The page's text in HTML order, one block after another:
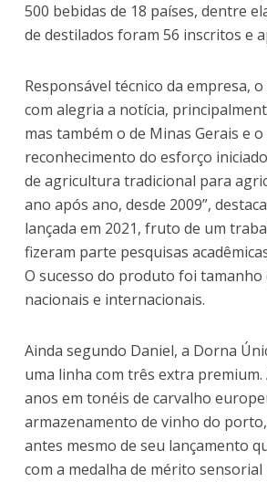
500 bebidas de 18 países, dentre
de destilados foram 56 inscritos e
Responsável técnico da empresa,
com alegria a notícia,
mas também o de Minas Gerais e
reconhecimento do esforço
de agricultura tradicional para
ano após ano, desde 2009”,
lançada em 2021, fruto de um
fizeram parte pesquisas
O sucesso do produto foi
nacionais e internacionais.
Ainda segundo Daniel, a Dorna
uma linha com três extra
anos em tonéis de carvalho
armazenamento de vinho do
antes mesmo de seu lançamento
com a medalha de mérito